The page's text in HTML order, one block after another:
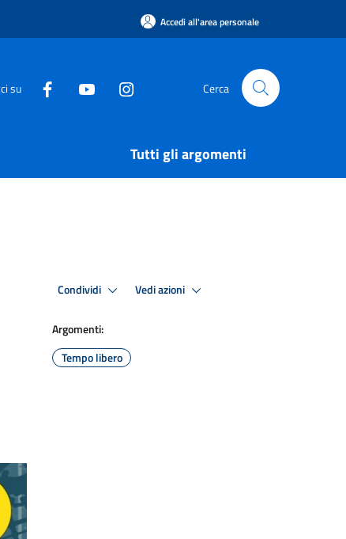
Accedi all'area personale
su Cerca
Tutti gli argomenti
Condividi Vedi azioni
Argomenti:
Tempo libero